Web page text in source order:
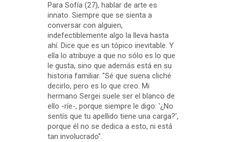
Para Sofía (27), hablar de arte es
innato. Siempre que se sienta a
conversar con alguien,
indefectiblemente algo la lleva hasta
ahí. Dice que es un tópico inevitable. Y
ella lo atribuye a que no sólo es lo que
le gusta, sino que además está en su
historia familiar. "Sé que suena cliché
decirlo, pero es lo que creo. Mi
hermano Sergei suele ser el blanco de
ello -ríe-, porque siempre le digo: '¿No
sentís que tu apellido tiene una carga?',
porque él no se dedica a esto, ni está
tan involucrado".